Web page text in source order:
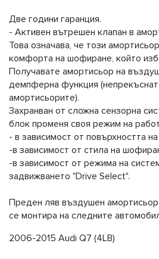
Две години гаранция.
- Активен вътрешен клапан в
Това означава, че този
комфорта на шофиране, който
Получавате амортисьор на
демпферна функция
амортисьорите).
Захранван от сложна сензорна
блок променя своя режим на
- в зависимост от повърхността на
-в зависимост от стила на
-в зависимост от режима на
задвижването "Drive Select".
Преден ляв въздушен
се монтира на следните
2006-2015 Audi Q7 (4LB)